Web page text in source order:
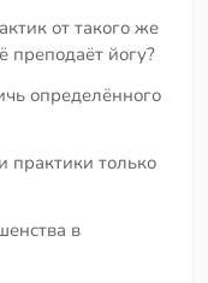
от такого же
преподаёт йогу?
определённого
практики только
в